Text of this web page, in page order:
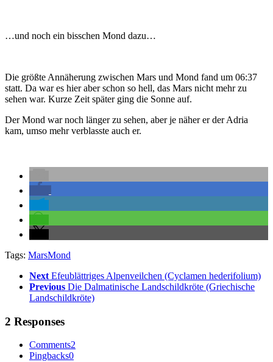
…und noch ein bisschen Mond dazu…
Die größte Annäherung zwischen Mars und Mond fand um 06:37
statt. Da war es hier aber schon so hell, das Mars nicht mehr zu
sehen war. Kurze Zeit später ging die Sonne auf.
Der Mond war noch länger zu sehen, aber je näher er der Adria
kam, umso mehr verblasste auch er.
Tags: MarsMond
Next Efeublättriges Alpenveilchen (Cyclamen hederifolium)
Previous Die Dalmatinische Landschildkröte (Griechische
Landschildkröte)
2 Responses
Comments2
Pingbacks0